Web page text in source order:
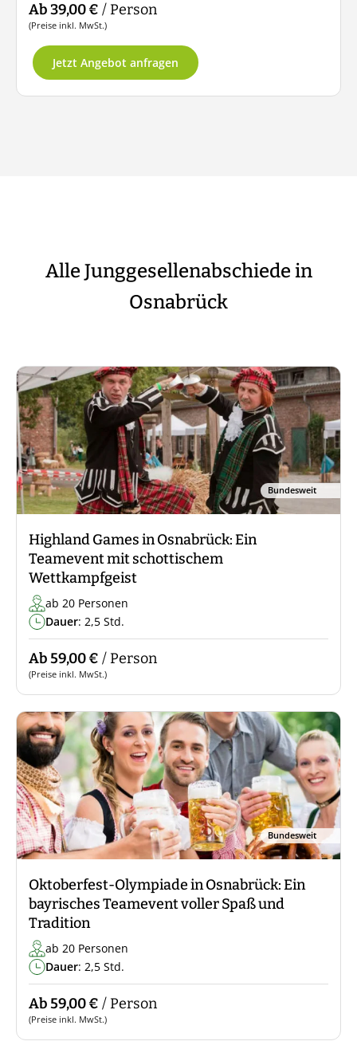
Ab 39,00 € / Person
(Preise inkl. MwSt.)
Jetzt Angebot anfragen
Alle Junggesellenabschiede in
Osnabrück
Bundesweit
Highland Games in Osnabrück: Ein
Teamevent mit schottischem
Wettkampfgeist
ab 20 Personen
Dauer: 2,5 Std.
Ab 59,00 € / Person
(Preise inkl. MwSt.)
Bundesweit
Oktoberfest-Olympiade in Osnabrück: Ein
bayrisches Teamevent voller Spaß und
Tradition
ab 20 Personen
Dauer: 2,5 Std.
Ab 59,00 € / Person
(Preise inkl. MwSt.)